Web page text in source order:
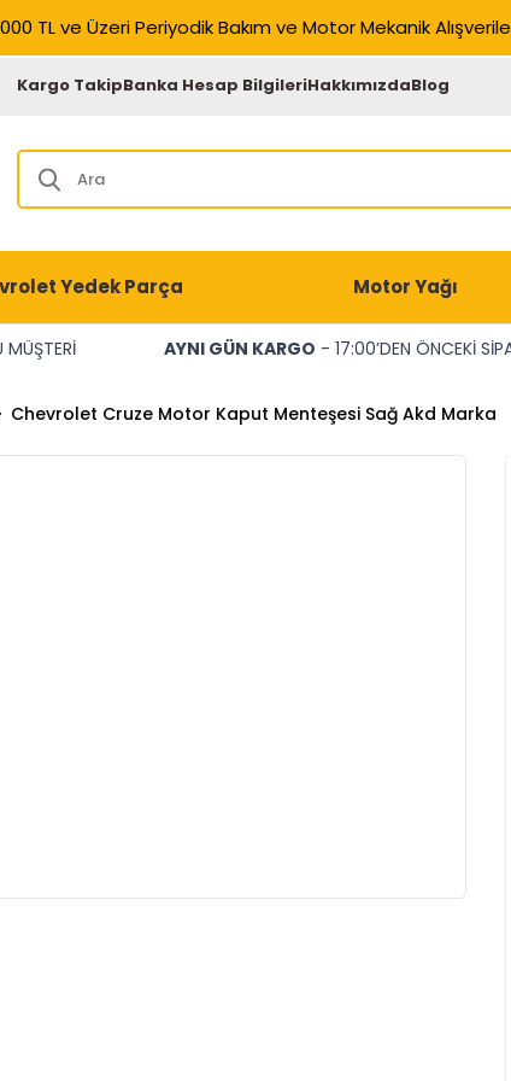
TL ve Üzeri Periyodik Bakım ve Motor Mekanik
Kargo TakipBanka Hesap BilgileriHakkımızdaBlog
Yedek Parça Motor Yağı
AYNI GÜN KARGO - 17:00’DEN ÖNCEKİ
Chevrolet Cruze Motor Kaput Menteşesi Sağ Akd Marka